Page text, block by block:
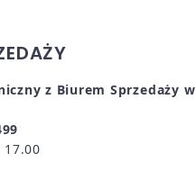
z Biurem Sprzedaży w